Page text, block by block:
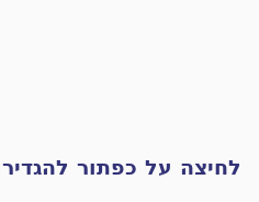
על כפתור להגדיר: